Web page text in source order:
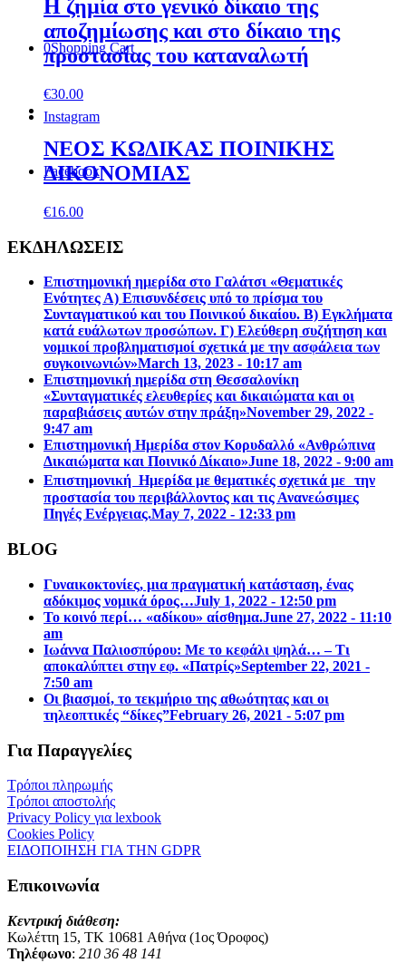
0Shopping Cart
Instagram
Facebook
Η ζηµία στο γενικό δίκαιο της
αποζηµίωσης και στο δίκαιο της
προστασίας του καταναλωτή
€30.00
ΝΕΟΣ ΚΩΔΙΚΑΣ ΠΟΙΝΙΚΗΣ
ΔΙΚΟΝΟΜΙΑΣ
€16.00
ΕΚΔΗΛΩΣΕΙΣ
Επιστημονική ημερίδα στο Γαλάτσι «Θεματικές
Ενότητες Α) Επισυνδέσεις υπό το πρίσμα του
Συνταγματικού και του Ποινικού δικαίου. Β) Εγκλήματα
κατά ευάλωτων προσώπων. Γ) Ελεύθερη συζήτηση και
νομικοί προβληματισμοί σχετικά με την ασφάλεια των
συγκοινωνιών»March 13, 2023 - 10:17 am
Επιστηµονική ηµερίδα στη Θεσσαλονίκη
«Συνταγµατικές ελευθερίες και δικαιώµατα και οι
παραβιάσεις αυτών στην πράξη»November 29, 2022 -
9:47 am
Επιστημονική Ημερίδα στον Κορυδαλλό «Ανθρώπινα
Δικαιώματα και Ποινικό Δίκαιο»June 18, 2022 - 9:00 am
Επιστημονική Ημερίδα με θεματικές σχετικά με την
προστασία του περιβάλλοντος και τις Ανανεώσιμες
Πηγές Ενέργειας.May 7, 2022 - 12:33 pm
BLOG
Γυναικοκτονίες, μια πραγματική κατάσταση, ένας
αδόκιμος νομικά όρος…July 1, 2022 - 12:50 pm
Το κοινό περί… «αδίκου» αίσθημα.June 27, 2022 - 11:10
am
Ιωάννα Παλιοσπύρου: Με το κεφάλι ψηλά… – Τι
αποκαλύπτει στην εφ. «Πατρίς»September 22, 2021 -
7:50 am
Οι βιασμοί, το τεκμήριο της αθωότητας και οι
τηλεοπτικές “δίκες”February 26, 2021 - 5:07 pm
Για Παραγγελίες
Τρόποι πληρωμής
Τρόποι αποστολής
Privacy Policy για lexbook
Cookies Policy
ΕΙΔΟΠΟΙΗΣΗ ΓΙΑ ΤΗΝ GDPR
Επικοινωνία
Κεντρική διάθεση:
Κωλέττη 15, ΤΚ 10681 Αθήνα (1ος Όροφος)
Τηλέφωνο: 210 36 48 141